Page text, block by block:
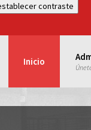
contraste
Inicio